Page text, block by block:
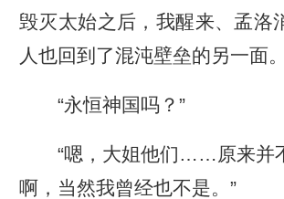
毁灭太始之后，我醒来、孟洛
人也回到了混沌壁垒的另一面
“永恒神国吗？”
“嗯，大姐他们……原来并
啊，当然我曾经也不是。”